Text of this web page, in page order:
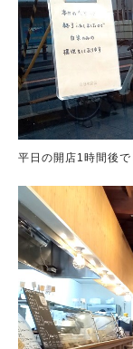
平日の開店1時間後